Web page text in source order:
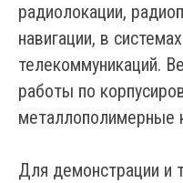
радиолокации,
навигации, в
телекоммуникаций.
работы по
металлополимерные
Для демонстрации и